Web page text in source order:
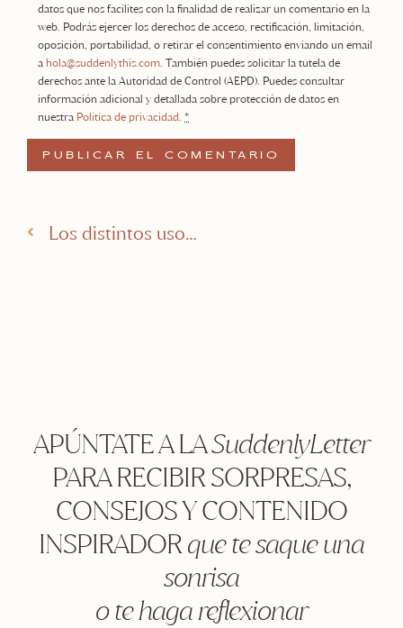
datos que nos facilites con la finalidad de realizar un comentario en la
web. Podrás ejercer los derechos de acceso, rectificación, limitación,
oposición, portabilidad, o retirar el consentimiento enviando un email
a hola@suddenlythis.com . También puedes solicitar la tutela de
derechos ante la Autoridad de Control (AEPD). Puedes consultar
información adicional y detallada sobre protección de datos en
nuestra Política de privacidad *
Los distintos usos que le puedes dar al PLANNER
APÚNTATE A LASuddenlyLetter
PARA RECIBIR SORPRESAS,
CONSEJOS Y CONTENIDO
INSPIRADORque te saque una
sonrisa
o te haga reflexionar